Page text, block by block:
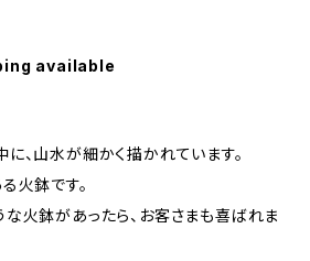
available
、山水が細かく描かれています。
火鉢です。
火鉢があったら、お客さまも喜ばれま